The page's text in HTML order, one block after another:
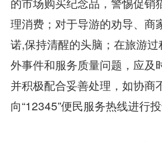
理消费；对于导游的劝导、商
诺,保持清醒的头脑；在旅游
外事件和服务质量问题，应及
并积极配合妥善处理，如协商
向“12345”便民服务热线进行